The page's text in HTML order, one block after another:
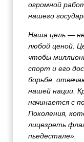
огромной
нашего
Наша цель —
любой ценой.
чтобы
спорт и его
борьбе,
нашей нации.
начинается с
Поколения,
лицезреть
пьедестале».